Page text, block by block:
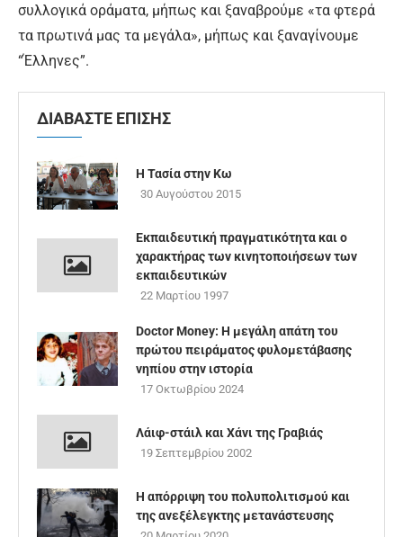
συλλογικά οράματα, μήπως και ξαναβρούμε «τα φτερά
τα πρωτινά μας τα μεγάλα», μήπως και ξαναγίνουμε
“Έλληνες”.
ΔΙΑΒΑΣΤΕ ΕΠΙΣΗΣ
Η Τασία στην Κω
30 Αυγούστου 2015
Εκπαιδευτική πραγματικότητα και ο
χαρακτήρας των κινητοποιήσεων των
εκπαιδευτικών
22 Μαρτίου 1997
Doctor Money: Η μεγάλη απάτη του
πρώτου πειράματος φυλομετάβασης
νηπίου στην ιστορία
17 Οκτωβρίου 2024
Λάιφ-στάιλ και Χάνι της Γραβιάς
19 Σεπτεμβρίου 2002
Η απόρριψη του πολυπολιτισμού και
της ανεξέλεγκτης μετανάστευσης